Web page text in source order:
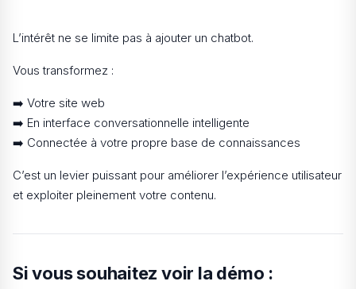
L’intérêt ne se limite pas à ajouter un chatbot.
Vous transformez :
➡️ Votre site web
➡️ En interface conversationnelle intelligente
➡️ Connectée à votre propre base de connaissances
C’est un levier puissant pour améliorer l’expérience utilisateur
et exploiter pleinement votre contenu.
Si vous souhaitez voir la démo :